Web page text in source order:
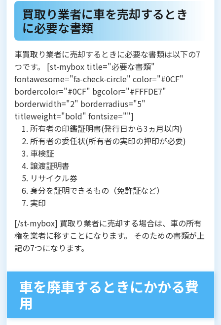
買取り業者に車を売却するとき
に必要な書類
車買取り業者に売却するときに必要な書類は以下の7
つです。 [st-mybox title="必要な書類"
fontawesome="fa-check-circle" color="#0CF"
bordercolor="#0CF" bgcolor="#FFFDE7"
borderwidth="2" borderradius="5"
titleweight="bold" fontsize=""]
所有者の印鑑証明書(発行日から3ヵ月以内)
所有者の委任状(所有者の実印の押印が必要)
車検証
譲渡証明書
リサイクル券
身分を証明できるもの（免許証など）
実印
[/st-mybox] 買取り業者に売却する場合は、車の所有
権を業者に移すことになります。 そのための書類が上
記の7つになります。
車を廃車するときにかかる費
用